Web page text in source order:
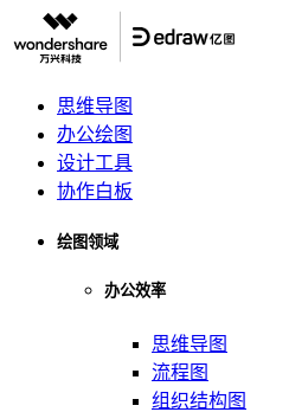
思维导图
办公绘图
设计工具
协作白板
绘图领域
办公效率
思维导图
流程图
组织结构图